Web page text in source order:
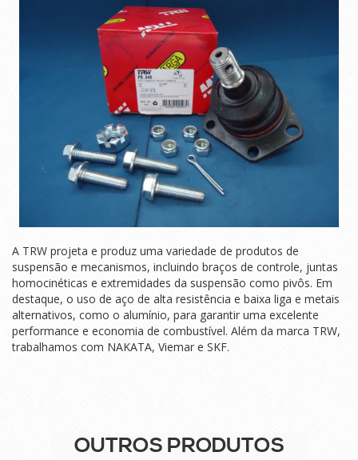
A TRW projeta e produz uma variedade de produtos de
suspensão e mecanismos, incluindo braços de controle, juntas
homocinéticas e extremidades da suspensão como pivôs. Em
destaque, o uso de aço de alta resistência e baixa liga e metais
alternativos, como o alumínio, para garantir uma excelente
performance e economia de combustível. Além da marca TRW,
trabalhamos com NAKATA, Viemar e SKF.
OUTROS PRODUTOS